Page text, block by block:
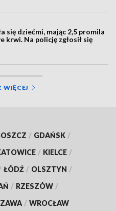
się dziećmi, mając 2,5 promila
krwi. Na policję zgłosił się
WIĘCEJ
/ GDAŃSK /
/ KIELCE /
ŁÓDŹ / OLSZTYN /
/ RZESZÓW /
/ WROCŁAW